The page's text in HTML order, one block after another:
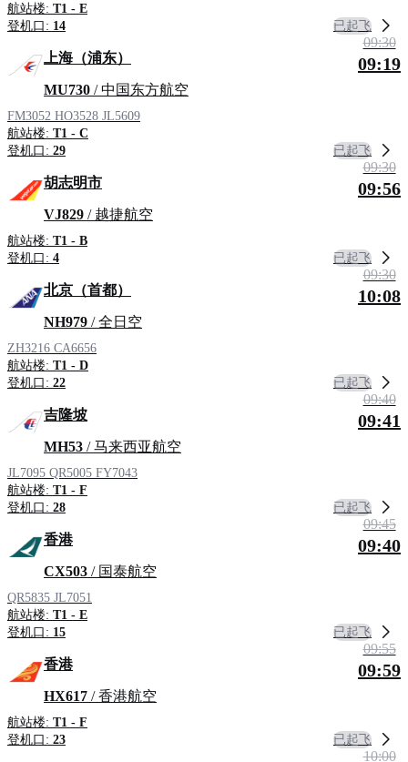
航站楼: T1 - E
登机口: 14 已起飞
上海（浦东）
MU730 / 中国东方航空
FM3052 HO3528 JL5609
航站楼: T1 - C
登机口: 29
09:30
09:19
已起飞
胡志明市
VJ829 / 越捷航空
航站楼: T1 - B
登机口: 4
09:30
09:56
已起飞
北京（首都）
NH979 / 全日空
ZH3216 CA6656
航站楼: T1 - D
登机口: 22
09:30
10:08
已起飞
吉隆坡
MH53 / 马来西亚航空
JL7095 QR5005 FY7043
航站楼: T1 - F
登机口: 28
09:40
09:41
已起飞
香港
CX503 / 国泰航空
QR5835 JL7051
航站楼: T1 - E
登机口: 15
09:45
09:40
已起飞
香港
HX617 / 香港航空
航站楼: T1 - F
登机口: 23
09:55
09:59
已起飞
10:00